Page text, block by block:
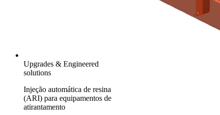
Upgrades & Engineered
solutions
Injeção automática de resina
(ARI) para equipamentos de
atirantamento